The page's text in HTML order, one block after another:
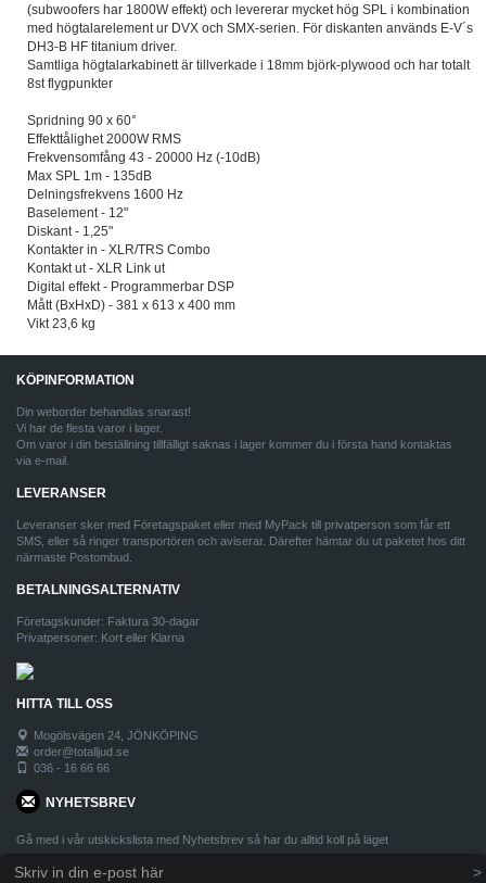
(subwoofers har 1800W effekt) och levererar mycket hög SPL i kombination
med högtalarelement ur DVX och SMX-serien. För diskanten används E-V´s
DH3-B HF titanium driver.
Samtliga högtalarkabinett är tillverkade i 18mm björk-plywood och har totalt
8st flygpunkter
Spridning 90 x 60°
Effekttålighet 2000W RMS
Frekvensomfång 43 - 20000 Hz (-10dB)
Max SPL 1m - 135dB
Delningsfrekvens 1600 Hz
Baselement - 12"
Diskant - 1,25"
Kontakter in - XLR/TRS Combo
Kontakt ut - XLR Link ut
Digital effekt - Programmerbar DSP
Mått (BxHxD) - 381 x 613 x 400 mm
Vikt 23,6 kg
KÖPINFORMATION
Din weborder behandlas snarast!
Vi har de flesta varor i lager.
Om varor i din beställning tillfälligt saknas i lager kommer du i första hand kontaktas
via e-mail.
LEVERANSER
Leveranser sker med Företagspaket eller med MyPack till privatperson som får ett
SMS, eller så ringer transportören och aviserar. Därefter hämtar du ut paketet hos ditt
närmaste Postombud.
BETALNINGSALTERNATIV
Företagskunder: Faktura 30-dagar
Privatpersoner: Kort eller Klarna
HITTA TILL OSS
Mogölsvägen 24, JÖNKÖPING
order@totalljud.se
036 - 16 66 66
NYHETSBREV
Gå med i vår utskickslista med Nyhetsbrev så har du alltid koll på läget